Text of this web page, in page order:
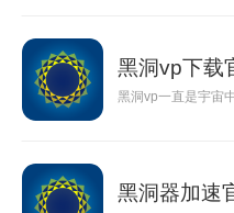
黑洞vp下载
黑洞vp一直是宇宙
黑洞器加速